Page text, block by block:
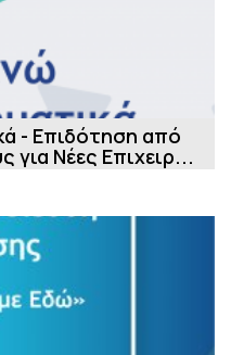
- Επιδότηση από
για Νέες Επιχειρ...